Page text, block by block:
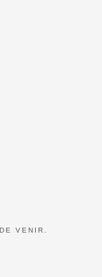
VENIR.